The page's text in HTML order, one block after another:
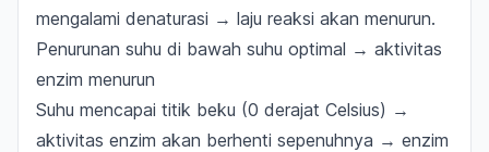
mengalami denaturasi → laju reaksi akan menurun.
Penurunan suhu di bawah suhu optimal → aktivitas
enzim menurun
Suhu mencapai titik beku (0 derajat Celsius) →
aktivitas enzim akan berhenti sepenuhnya → enzim